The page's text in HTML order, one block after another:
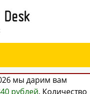
мы дарим вам
рублей. Количество